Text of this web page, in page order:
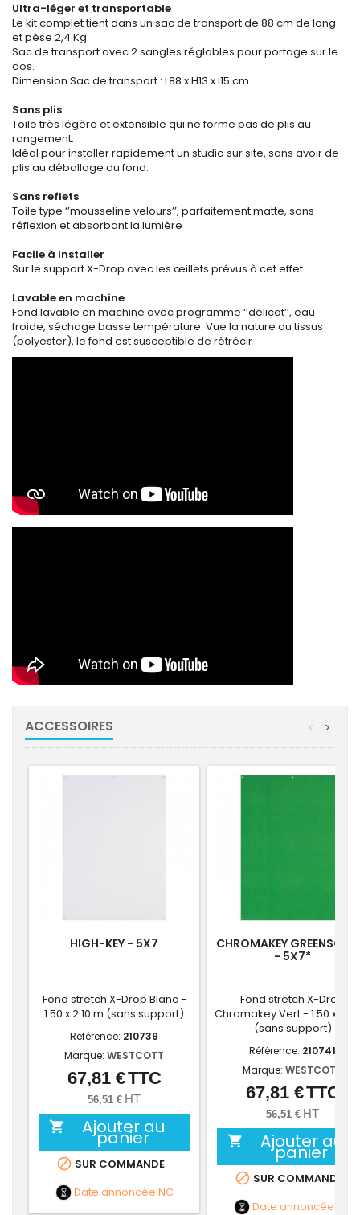
Ultra-léger et transportable
Le kit complet tient dans un sac de transport de 88 cm de long
et pèse 2,4 Kg
Sac de transport avec 2 sangles réglables pour portage sur le
dos.
Dimension Sac de transport : L88 x H13 x l15 cm
Sans plis
Toile très légère et extensible qui ne forme pas de plis au
rangement.
Idéal pour installer rapidement un studio sur site, sans avoir de
plis au déballage du fond.
Sans reflets
Toile type ‘’mousseline velours’’, parfaitement matte, sans
réflexion et absorbant la lumière
Facile à installer
Sur le support X-Drop avec les œillets prévus à cet effet
Lavable en machine
Fond lavable en machine avec programme ‘’délicat’’, eau
froide, séchage basse température. Vue la nature du tissus
(polyester), le fond est susceptible de rétrécir
ACCESSOIRES >
<
HIGH-KEY - 5X7
Fond stretch X-Drop Blanc -
1.50 x 2.10 m (sans support)
Référence: 210739
Marque: WESTCOTT
Prix
67,81 €TTC
56,51 € HT
 Ajouter au
panier
 SUR COMMANDE
Date annoncée NC
CHROMAKEY
- 5X7*
Fond stretch X-Drop
Chromakey Vert - 1.50 x
(sans support)
Référence: 210741
Marque: WESTCOTT
Prix
67,81 €TTC
56,51 € HT
 Ajouter au
panier
 SUR COMMANDE
Date annoncée